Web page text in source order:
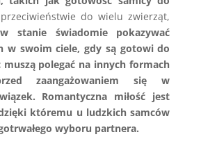
do wielu zwierząt,
stanie świadomie pokazywać
w swoim ciele, gdy są gotowi do
muszą polegać na innych formach
zaangażowaniem się w
Romantyczna miłość jest
któremu u ludzkich samców
wyboru partnera.